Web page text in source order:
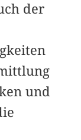
der
und